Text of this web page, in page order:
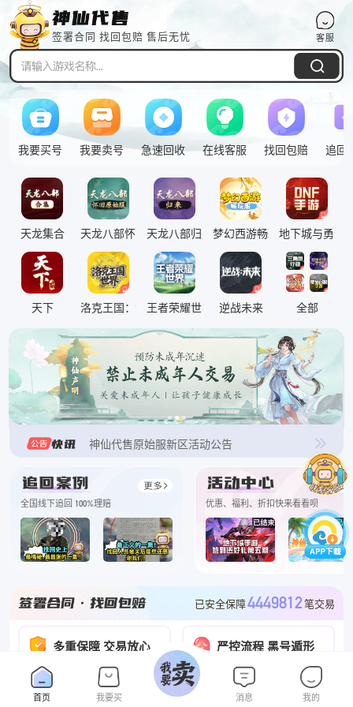
签署合同 找回包赔 售后无忧 客服
我要买号 我要卖号 急速回收 在线客服 找回包赔 追回
天龙集合 天龙八部怀旧原始服天龙八部归来 梦幻西游畅玩服地下城与勇士
天下 洛克王国：世界王者荣耀世界 逆战未来 全部
防骗提醒 必看 必看
神仙代售原始服新区活动公告
神仙代售原始服新区活动公告
神仙WG怀旧特惠活动公告
神仙代售归来特惠活动公告
神仙代售经典服优惠活动
神仙放心卖
如何鉴别客服真假！必看！必看！
神仙特此提醒
腾讯qq注意事项
二手号包赔交易
重要通知
关于禁止未成年交易的说明
网络安全
全国线下追回 100%理赔 优惠、福利、折扣快来看看呗
已安全保障4449812 笔交易
多重保障 交易放心
合同已签署 3120544
找回包赔 100% 赔付率
严控流程 黑号遁形
全网黑号库联合查询预警
真假客服一键核验
去查询
首页 我要买 消息 我的